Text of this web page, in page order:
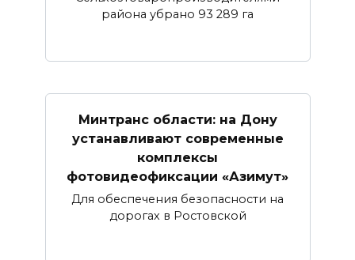
района убрано 93 289 га
Минтранс области: на Дону
устанавливают современные
комплексы
фотовидеофиксации «Азимут»
Для обеспечения безопасности на
дорогах в Ростовской